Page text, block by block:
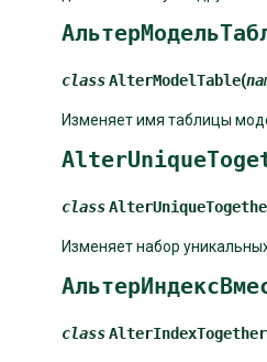
classAlterModelTable(
Изменяет имя таблицы
class
Изменяет набор
classAlterIndexTogether